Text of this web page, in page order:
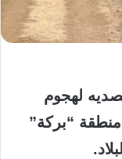
لهجوم
“بركة”